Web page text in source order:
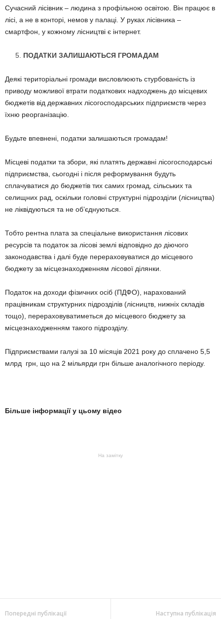
Сучасний лісівник – людина з профільною освітою. Він працює в
лісі, а не в конторі, немов у палаці. У руках лісівника –
смартфон, у кожному лісництві є інтернет.
ПОДАТКИ ЗАЛИШАЮТЬСЯ ГРОМАДАМ
Деякі територіальні громади висловлюють стурбованість із
приводу можливої втрати податкових надходжень до місцевих
бюджетів від державних лісогосподарських підприємств через
їхню реорганізацію.
Будьте впевнені, податки залишаються громадам!
Місцеві податки та збори, які платять державні лісогосподарські
підприємства, сьогодні і після реформування будуть
сплачуватися до бюджетів тих самих громад, сільських та
селищних рад, оскільки головні структурні підрозділи (лісництва)
не ліквідуються та не об’єднуються.
Тобто рентна плата за спеціальне використання лісових
ресурсів та податок за лісові землі відповідно до діючого
законодавства і далі буде перераховуватися до місцевого
бюджету за місцезнаходженням лісової ділянки.
Податок на доходи фізичних осіб (ПДФО), нарахований
працівникам структурних підрозділів (лісництв, нижніх складів
тощо), перераховуватиметься до місцевого бюджету за
місцезнаходженням такого підрозділу.
Підприємствами галузі за 10 місяців 2021 року до сплачено 5,5
млрд грн, що на 2 мільярди грн більше аналогічного періоду.
Більше інформації у цьому відео
На замітку
Попередні публікації Наступна публікація